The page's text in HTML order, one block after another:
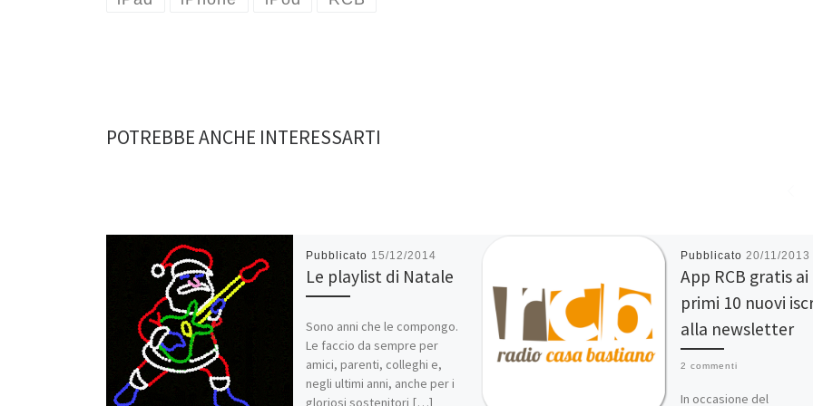
POTREBBE ANCHE INTERESSARTI
Pubblicato 15/12/2014
Le playlist di Natale
Sono anni che le compongo.
Le faccio da sempre per
amici, parenti, colleghi e,
negli ultimi anni, anche per i
gloriosi sostenitori […]
Pubblicato 20/11/2013
App RCB gratis ai
primi 10 nuovi
alla newsletter
2 commenti
In occasione del